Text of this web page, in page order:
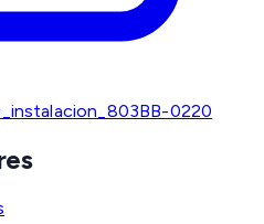
0220